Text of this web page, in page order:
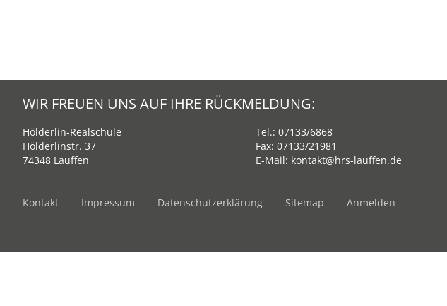
WIR FREUEN UNS AUF IHRE RÜCKMELDUNG:
Hölderlin-Realschule
Hölderlinstr. 37
74348 Lauffen
Tel.: 07133/6868
Fax: 07133/21981
E-Mail: kontakt@hrs-lauffen.de
Kontakt Impressum Datenschutzerklärung Sitemap Anmelden